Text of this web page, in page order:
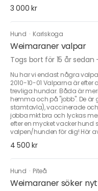
3 000 kr
Hund · Karlskoga
Weimaraner valpar
Togs bort för 15 år sedan
Nu har vi endast några
2010-10-01 Valparna är
trevliga hundar. Båda är
hemma och på "jobb". De är
stamtavla), vaccinerade
jobba mkt bra och lyckas
efter en mycket vacker
valpen/hunden för dig! Hör
4 500 kr
Hund · Piteå
Weimaraner söker